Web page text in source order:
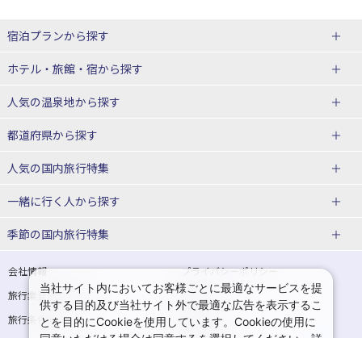
宿泊プランから探す
北海道
東北
青森県
宮城県
山形県
関東
埼玉県 千葉県
茨城県 栃木県
ホテル・旅館・宿から探す
北海道ホテル・旅館
青森県ホテル・旅館
宮城県ホテル・旅館
山形県ホテル・旅館
東京都ホテル・旅館 神奈川県ホテル・旅館
埼玉県ホテル・旅館 千葉県ホテル・旅館
人気の温泉地から探す
北海道
湯の川温泉(北海道)
十勝川温泉(北海道)
洞爺湖温泉(北海道)
層雲峡温泉(北海道)
東北
花巻温泉(岩手) 蔵王温泉(山形)
都道府県から探す
北海道旅行・ツアー
東北
青森旅行・ツアー 岩手旅行・ツアー
宮城旅行・ツアー 秋田旅行・ツアー
山形旅行・ツアー 福島旅行・ツアー
人気の国内旅行特集
東京ディズニーリゾート®への旅
ユニバーサル・スタジオ・ジャパ
一緒に行く人から探す
一人旅 国内版
カップル・夫婦旅行 国内版 女子旅 国内版
卒業旅行・学生旅行 国内版
季節の国内旅行特集
桜・お花見特集
ゴールデンウィーク（GW）の国内
旅行
夏休み・お盆の国内旅行 7月の国内旅行
会社情報
プライバシーポリシー
旅行業登録票・約款
規約集
旅行条件書
商標について
当社サイト内においてお客様ごとに最適なサービスを提
供する目的及び当社サイト外で最適な広告を表示するこ
とを目的にCookieを使用しています。Cookieの使用に